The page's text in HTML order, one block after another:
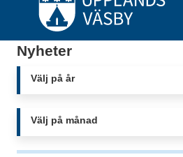
Nyheter
Välj på år
Välj på månad